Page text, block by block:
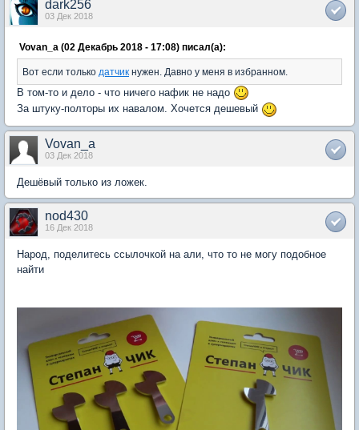
dark256
03 Дек 2018
Vovan_a (02 Декабрь 2018 - 17:08) писал(а):
Вот если только датчик нужен. Давно у меня в избранном.
В том-то и дело - что ничего нафик не надо
За штуку-полторы их навалом. Хочется дешевый
Vovan_a
03 Дек 2018
Дешёвый только из ложек.
nod430
16 Дек 2018
Народ, поделитесь ссылочкой на али, что то не могу подобное
найти